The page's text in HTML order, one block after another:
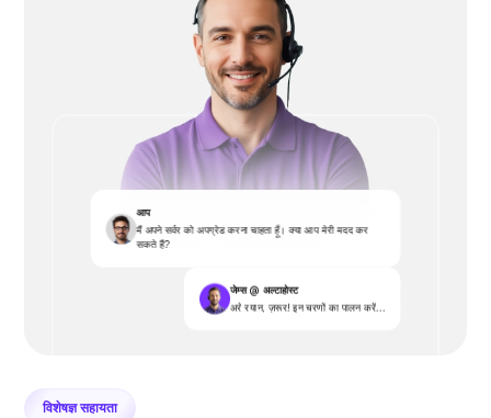
आप
मैं अपने सर्वर को अपग्रेड करना चाहता हूँ। क्या आप मेरी मदद कर
सकते हैं?
जेम्स @ अल्टाहोस्ट
अरे रयान, ज़रूर! इन चरणों का पालन करें...
विशेषज्ञ सहायता